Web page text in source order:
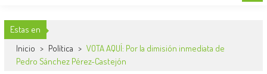
Estas en
Inicio > Política > VOTA AQUÍ: Por la dimisión inmediata de
Pedro Sánchez Pérez-Castejón